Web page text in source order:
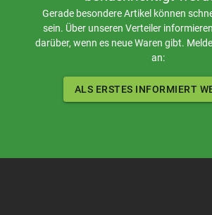
Gerade besondere Artikel können
sein. Über unseren Verteiler
darüber, wenn es neue Waren gibt.
an:
ALS ERSTES INFORMIERT